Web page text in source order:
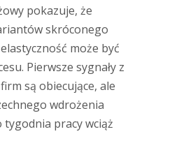
pokazuje, że
skróconego
może być
Pierwsze sygnały z
są obiecujące, ale
wdrożenia
pracy wciąż